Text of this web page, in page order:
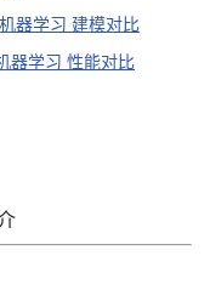
器学习 建模对比
器学习 性能对比